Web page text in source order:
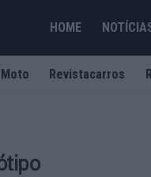
HOME
Revistacarros